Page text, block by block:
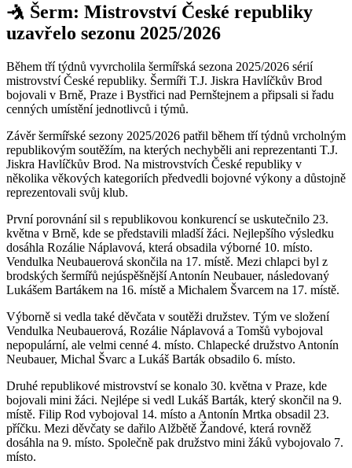
🤺 Šerm: Mistrovství České republiky
uzavřelo sezonu 2025/2026
Během tří týdnů vyvrcholila šermířská sezona 2025/2026 sérií
mistrovství České republiky. Šermíři T.J. Jiskra Havlíčkův Brod
bojovali v Brně, Praze i Bystřici nad Pernštejnem a připsali si řadu
cenných umístění jednotlivců i týmů.
Závěr šermířské sezony 2025/2026 patřil během tří týdnů vrcholným
republikovým soutěžím, na kterých nechyběli ani reprezentanti T.J.
Jiskra Havlíčkův Brod. Na mistrovstvích České republiky v
několika věkových kategoriích předvedli bojovné výkony a důstojně
reprezentovali svůj klub.
První porovnání sil s republikovou konkurencí se uskutečnilo 23.
května v Brně, kde se představili mladší žáci. Nejlepšího výsledku
dosáhla Rozálie Náplavová, která obsadila výborné 10. místo.
Vendulka Neubauerová skončila na 17. místě. Mezi chlapci byl z
brodských šermířů nejúspěšnější Antonín Neubauer, následovaný
Lukášem Bartákem na 16. místě a Michalem Švarcem na 17. místě.
Výborně si vedla také děvčata v soutěži družstev. Tým ve složení
Vendulka Neubauerová, Rozálie Náplavová a Tomšů vybojoval
nepopulární, ale velmi cenné 4. místo. Chlapecké družstvo Antonín
Neubauer, Michal Švarc a Lukáš Barták obsadilo 6. místo.
Druhé republikové mistrovství se konalo 30. května v Praze, kde
bojovali mini žáci. Nejlépe si vedl Lukáš Barták, který skončil na 9.
místě. Filip Rod vybojoval 14. místo a Antonín Mrtka obsadil 23.
příčku. Mezi děvčaty se dařilo Alžbětě Žandové, která rovněž
dosáhla na 9. místo. Společně pak družstvo mini žáků vybojovalo 7.
místo.